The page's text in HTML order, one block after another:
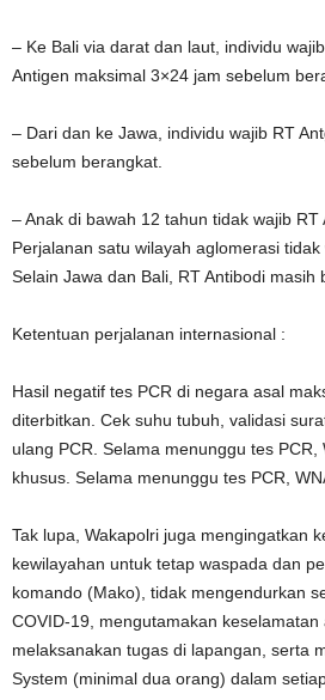
– Ke Bali via darat dan laut, individu
Antigen maksimal 3×24 jam sebelum
– Dari dan ke Jawa, individu wajib RT
sebelum berangkat.
– Anak di bawah 12 tahun tidak wajib RT
Perjalanan satu wilayah aglomerasi tidak
Selain Jawa dan Bali, RT Antibodi masih
Ketentuan perjalanan internasional :
Hasil negatif tes PCR di negara asal
diterbitkan. Cek suhu tubuh, validasi
ulang PCR. Selama menunggu tes
khusus. Selama menunggu tes PCR,
Tak lupa, Wakapolri juga mengingatkan
kewilayahan untuk tetap waspada dan
komando (Mako), tidak mengendurkan
COVID-19, mengutamakan keselamatan
melaksanakan tugas di lapangan, serta
System (minimal dua orang) dalam